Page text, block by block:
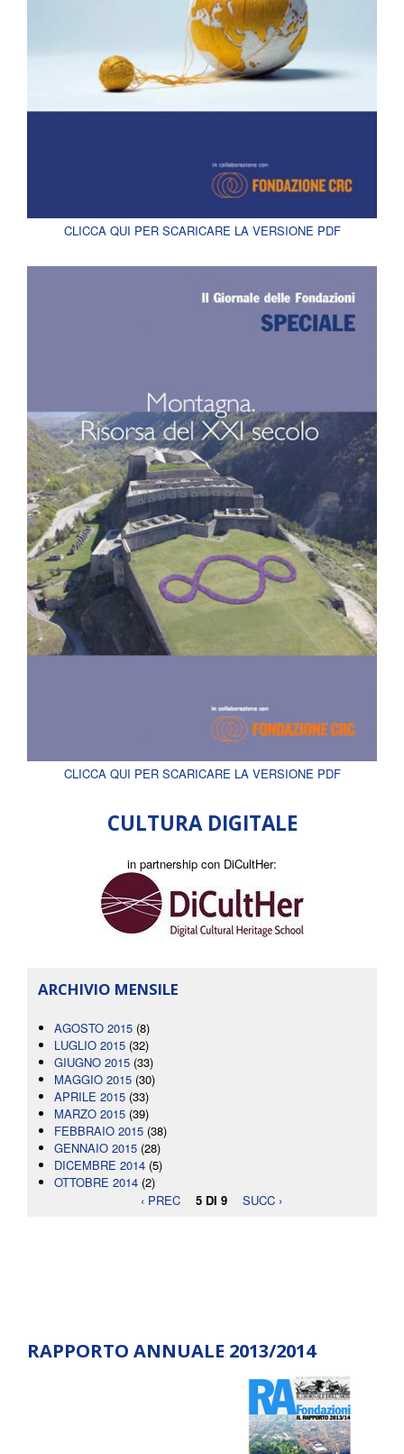
CLICCA QUI PER SCARICARE LA VERSIONE PDF
CLICCA QUI PER SCARICARE LA VERSIONE PDF
CULTURA DIGITALE
in partnership con DiCultHer:
ARCHIVIO MENSILE
AGOSTO 2015 (8)
LUGLIO 2015 (32)
GIUGNO 2015 (33)
MAGGIO 2015 (30)
APRILE 2015 (33)
MARZO 2015 (39)
FEBBRAIO 2015 (38)
GENNAIO 2015 (28)
DICEMBRE 2014 (5)
OTTOBRE 2014 (2)
‹ PREC
5 DI 9 SUCC ›
RAPPORTO ANNUALE 2013/2014